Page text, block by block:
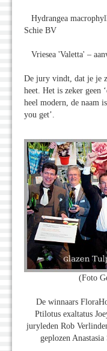
Hydrangea
Schie BV
Vriesea 'Valetta' –
De jury vindt, dat je je
heet. Het is zeker geen
heel modern, de naam
you get’.
(Foto
De winnaars
Ptilotus exaltatus
juryleden Rob
geplozen